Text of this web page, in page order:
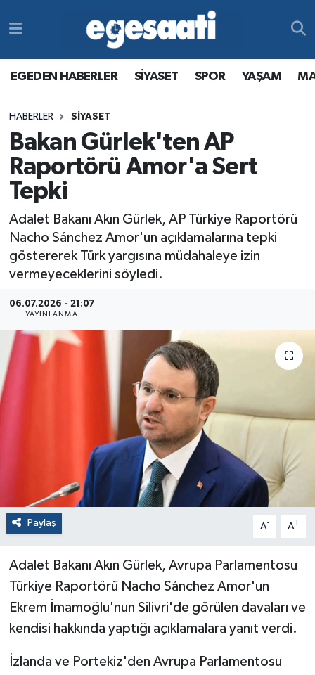
EGEDEN HABERLER SİYASET SPOR YAŞAM
HABERLER SİYASET
Bakan Gürlek'ten AP
Raportörü Amor'a Sert
Tepki
Adalet Bakanı Akın Gürlek, AP Türkiye Raportörü
Nacho Sánchez Amor'un açıklamalarına tepki
göstererek Türk yargısına müdahaleye izin
vermeyeceklerini söyledi.
06.07.2026 - 21:07
YAYINLANMA
Paylaş A- A+
Adalet Bakanı Akın Gürlek, Avrupa Parlamentosu
Türkiye Raportörü Nacho Sánchez Amor'un
Ekrem İmamoğlu'nun Silivri'de görülen davaları ve
kendisi hakkında yaptığı açıklamalara yanıt verdi.
İzlanda ve Portekiz'den Avrupa Parlamentosu
MAGAZİN
RESMİ REKLAMLAR
YAŞAM
MAGAZİN
RESMİ REKLAMLAR
Egemax TV
Tüm Manşetler
Son Dakika Haberleri
Haber Arşivi